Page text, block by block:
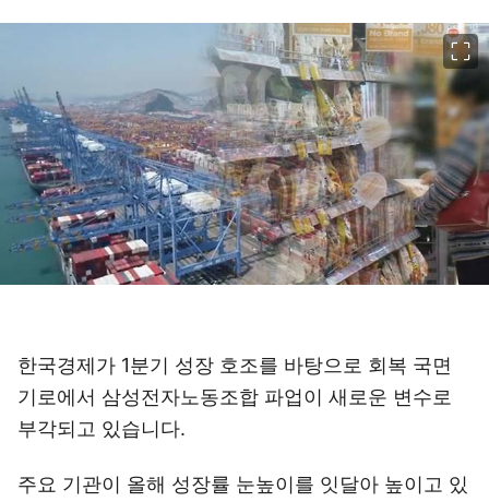
한국경제가 1분기 성장 호조를 바탕으로 회복 국면
기로에서 삼성전자노동조합 파업이 새로운 변수로
부각되고 있습니다.
주요 기관이 올해 성장률 눈높이를 잇달아 높이고 있